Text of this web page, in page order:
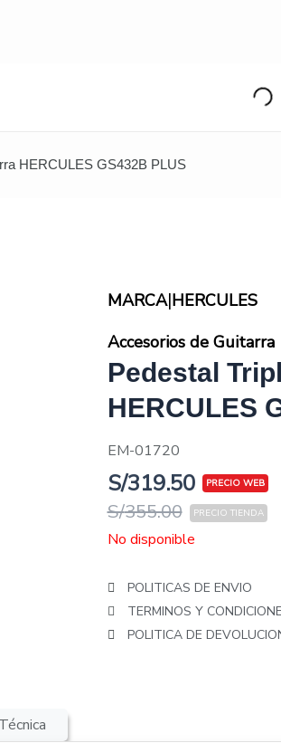
HERCULES GS432B PLUS
MARCA|HERCULES
Accesorios de Guitarra
Pedestal
HERCULES
EM-01720
S/355.00
S/319.50
No disponible
POLITICAS DE ENVIO
TERMINOS Y
POLITICA DE